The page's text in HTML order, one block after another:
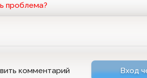
проблема?
комментарий Вход